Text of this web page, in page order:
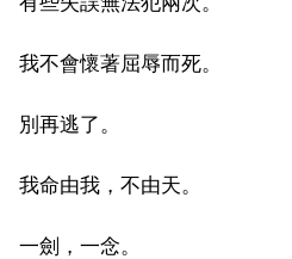
我不會懷著屈辱而死。
別再逃了。
我命由我，不由天。
一劍，一念。